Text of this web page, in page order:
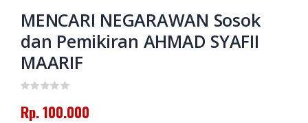
MENCARI NEGARAWAN Sosok
dan Pemikiran AHMAD SYAFII
MAARIF
Rp. 100.000
Rp. 130.000
Himpunan
Muhammadiyah
Memoar
Kepemimpinan
Universitas
Muhammadiyah